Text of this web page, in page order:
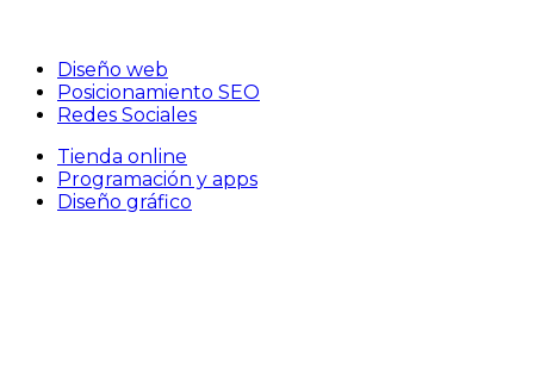
Diseño web
Posicionamiento SEO
Redes Sociales
Tienda online
Programación y apps
Diseño gráfico